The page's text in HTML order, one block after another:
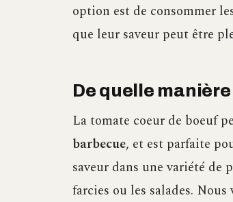
option est de consommer
que leur saveur peut être
De quelle
La tomate coeur de boeuf
barbecue, et est parfaite
saveur dans une variété de
farcies ou les salades. Nous